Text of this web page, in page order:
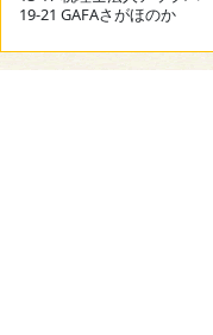
19-21 GAFAさがほのか